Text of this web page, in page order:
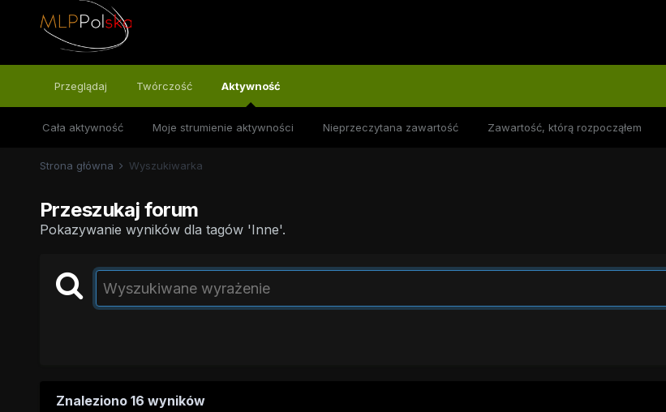
Przeglądaj Twórczość Aktywność
Cała aktywność Moje strumienie aktywności Nieprzeczytana zawartość Zawartość, którą rozpocząłem
Strona główna Wyszukiwarka
Przeszukaj forum
Pokazywanie wyników dla tagów 'Inne'.
Znaleziono 16 wyników